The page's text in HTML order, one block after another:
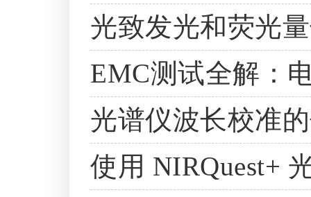
光致发光和荧光
EMC测试全解：
光谱仪波长校准
使用 NIRQuest+